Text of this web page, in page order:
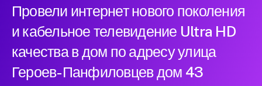
Провели интернет нового поколения
и кабельное телевидение Ultra HD
качества в дом по адресу улица
Героев-Панфиловцев дом 43